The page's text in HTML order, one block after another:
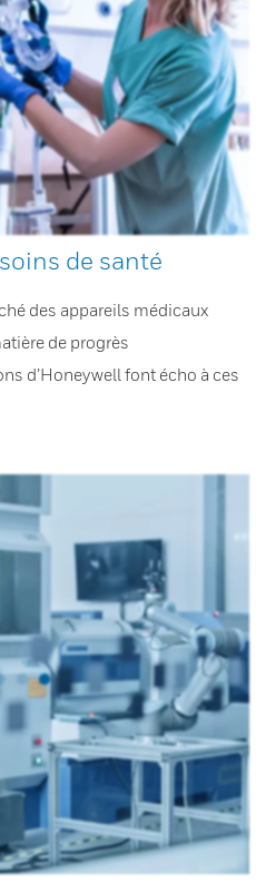
de santé
des appareils médicaux
de progrès
d’Honeywell font écho à ces